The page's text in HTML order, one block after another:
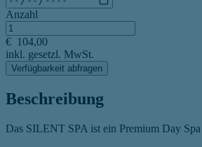
Anzahl
€ 104,00
inkl. gesetzl. MwSt.
Verfügbarkeit abfragen
Beschreibung
Das SILENT SPA ist ein Premium Day Spa